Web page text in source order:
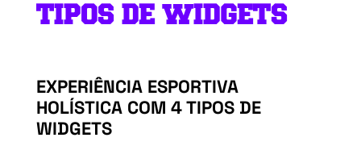
TIPOS DE WIDGETS
EXPERIÊNCIA ESPORTIVA
HOLÍSTICA COM 4 TIPOS DE
WIDGETS